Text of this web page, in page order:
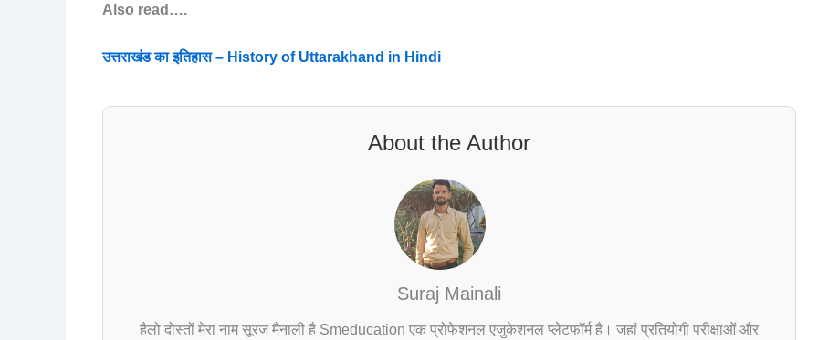
Also read….
उत्तराखंड का इतिहास – History of Uttarakhand in Hindi
About the Author
Suraj Mainali
हैलो दोस्तों मेरा नाम सूरज मैनाली है Smeducation एक प्रोफेशनल एजुकेशनल प्लेटफॉर्म है। जहां प्रतियोगी परीक्षाओं और